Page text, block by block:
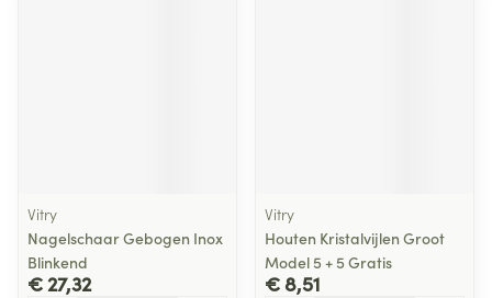
Vitry
Nagelschaar Gebogen Inox
Blinkend
€ 27,32
Vitry
Houten Kristalvijlen Groot
Model 5 + 5 Gratis
€ 8,51